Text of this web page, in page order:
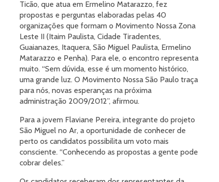
Ticão, que atua em Ermelino Matarazzo, fez
propostas e perguntas elaboradas pelas 40
organizações que formam o Movimento Nossa Zona
Leste II (Itaim Paulista, Cidade Tiradentes,
Guaianazes, Itaquera, São Miguel Paulista, Ermelino
Matarazzo e Penha). Para ele, o encontro representa
muito. “Sem dúvida, esse é um momento histórico,
uma grande luz. O Movimento Nossa São Paulo traça
para nós, novas esperanças na próxima
administração 2009/2012”, afirmou.
Para a jovem Flaviane Pereira, integrante do projeto
São Miguel no Ar, a oportunidade de conhecer de
perto os candidatos possibilita um voto mais
consciente. “Conhecendo as propostas a gente pode
cobrar deles.”